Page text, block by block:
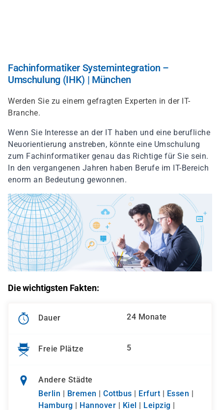
Fachinformatiker Systemintegration –
Umschulung (IHK) | München
Werden Sie zu einem gefragten Experten in der IT-
Branche.
Wenn Sie Interesse an der IT haben und eine berufliche
Neuorientierung anstreben, könnte eine Umschulung
zum Fachinformatiker genau das Richtige für Sie sein.
In den vergangenen Jahren haben Berufe im IT-Bereich
enorm an Bedeutung gewonnen.
Die wichtigsten Fakten:
Dauer 24 Monate
Freie Plätze 5
Andere Städte
Berlin
Bremen Cottbus Erfurt Essen
Hamburg
Hannover Kiel Leipzig